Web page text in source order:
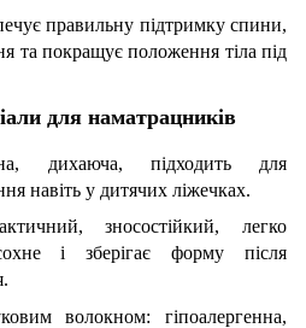
правильну підтримку спини,
та покращує положення тіла під
для наматрацників
дихаюча, підходить для
навіть у дитячих ліжечках.
зносостійкий, легко
і зберігає форму після
волокном: гіпоалергенна,